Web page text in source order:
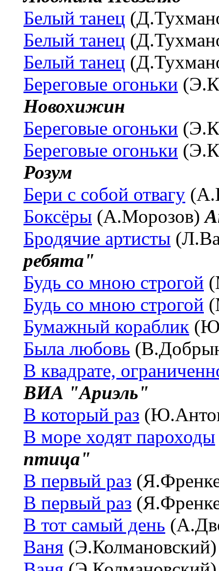
Белый танец
Белый танец
Белый танец
Береговые огоньки
Новохижин
Береговые огоньки
Береговые огоньки
Розум
Бери с собой отвагу
Боксёры (А.Морозов)
Бродячие артисты
ребята"
Будь со мною строгой
Будь со мною строгой
Бумажный кораблик
Была любовь
В квадрате,
ВИА "Ариэль"
В который раз
В море ходят пароходы
птица"
В первый раз
В первый раз
В тот самый день
Ваня